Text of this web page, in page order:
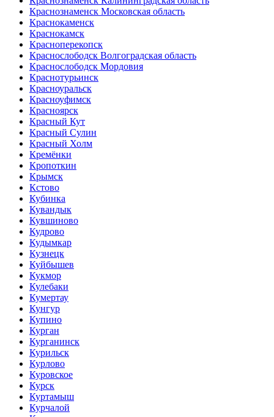
Краснознаменск Московская область
Краснокаменск
Краснокамск
Красноперекопск
Краснослободск Волгоградская область
Краснослободск Мордовия
Краснотурьинск
Красноуральск
Красноуфимск
Красноярск
Красный Кут
Красный Сулин
Красный Холм
Кремёнки
Кропоткин
Крымск
Кстово
Кубинка
Кувандык
Кувшиново
Кудрово
Кудымкар
Кузнецк
Куйбышев
Кукмор
Кулебаки
Кумертау
Кунгур
Купино
Курган
Курганинск
Курильск
Курлово
Куровское
Курск
Куртамыш
Курчалой